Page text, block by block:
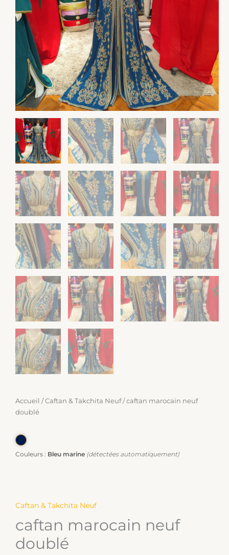
Accueil /Caftan & Takchita Neuf/ caftan marocain neuf
doublé
Couleurs : Bleu marine (détectées automatiquement)
Caftan & Takchita Neuf
caftan marocain neuf
doublé